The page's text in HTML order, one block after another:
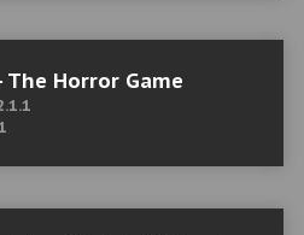
The Horror Game